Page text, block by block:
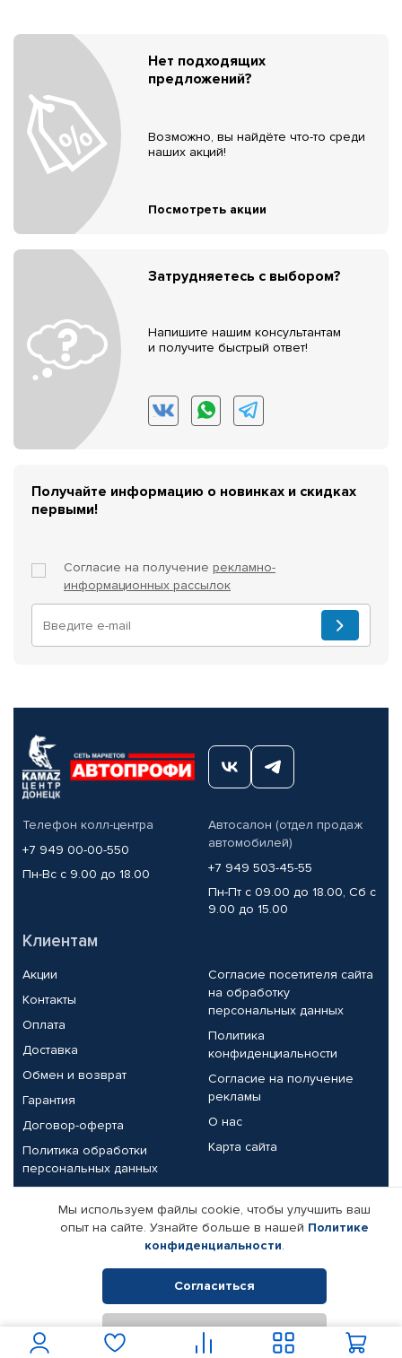
Нет подходящих
предложений?
Возможно, вы найдёте что-то среди
наших акций!
Посмотреть акции
Затрудняетесь с выбором?
Напишите нашим консультантам
и получите быстрый ответ!
Получайте информацию о новинках и скидках
первыми!
Согласие на получение рекламно-
информационных рассылок
Телефон колл-центра
+7 949 00-00-550
Пн-Вс с 9.00 до 18.00
Автосалон (отдел продаж
автомобилей)
+7 949 503-45-55
Пн-Пт с 09.00 до 18.00, Сб с
9.00 до 15.00
Клиентам
Акции
Контакты
Оплата
Доставка
Обмен и возврат
Гарантия
Договор-оферта
Политика обработки
персональных данных
Согласие посетителя сайта
на обработку
персональных данных
Политика
конфиденциальности
Согласие на получение
рекламы
О нас
Карта сайта
Партнерам
Корпоративным клиентам
Поставщикам
Реквизиты компании
© КАМАЗ ЦЕНТР ДОНЕЦК, 2015-2026. Все права защищены.
Интернет-магазин автомобильных товаров Автопрофи.
Мы используем файлы cookie, чтобы улучшить ваш
опыт на сайте. Узнайте больше в нашей Политике
конфиденциальности.
Согласиться
Отклонить